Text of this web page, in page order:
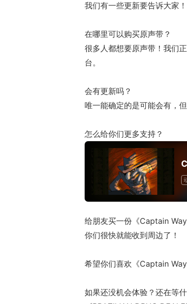
我们有一些更新要告诉大家！
在哪里可以购买原声带？
很多人都想要原声带！我们
台。
会有更新吗？
唯一能确定的是可能会有，
怎么给你们更多支持？
给朋友买一份《Captain
你们很快就能收到周边了！
希望你们喜欢《Captain
如果还没机会体验？还在等